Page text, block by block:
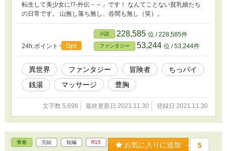
転生して美少女に!?‐外伝－～」です！ なんてことない貧乳娘たち
の日常です。 山無し落ち無し、谷間も無し（笑）。
24h.ポイント 0pt
小説 228,585 位 / 228,585件
ファンタジー 53,244 位 / 53,244件
異世界 ファンタジー 冒険者
ちっパイ
銭湯
マッサージ 豊胸
文字数 5,698 最終更新日 2021.11.30 登録日 2021.11.30
青春 完結 短編 R15 お気に入りに追加 5